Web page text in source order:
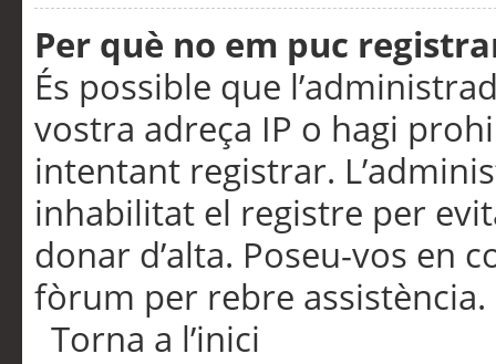
Per què no em puc
És possible que
vostra adreça IP o hagi
intentant registrar.
inhabilitat el registre per
donar d’alta. Poseu-vos en
fòrum per rebre assistència.
Torna a l’inici